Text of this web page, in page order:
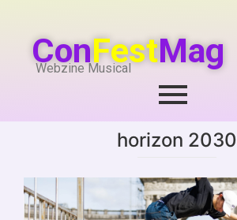
ConFestMag
Webzine Musical
horizon 2030